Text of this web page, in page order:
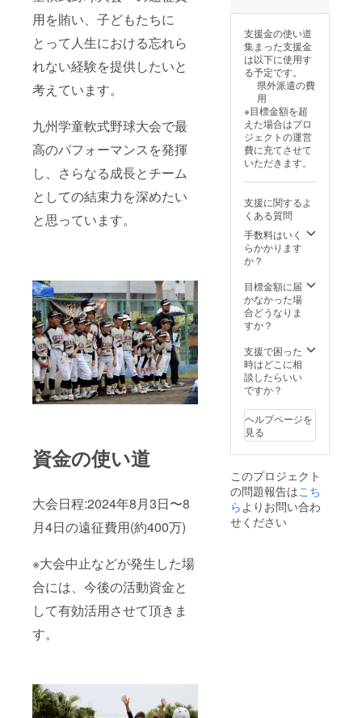
用を賄い、子どもたちに
とって人生における忘れら
れない経験を提供したいと
考えています。
九州学童軟式野球大会で最
高のパフォーマンスを発揮
し、さらなる成長とチーム
としての結束力を深めたい
と思っています。
資金の使い道
大会日程:2024年8月3日〜8
月4日の遠征費用(約400万)
※大会中止などが発生した場
合には、今後の活動資金と
して有効活用させて頂きま
す。
支援金の使い道
集まった支援金
は以下に使用す
る予定です。
県外派遣の費
用
※目標金額を超
えた場合はプロ
ジェクトの運営
費に充てさせて
いただきます。
支援に関するよ
くある質問
手数料はいく
らかかります
か？
目標金額に届
かなかった場
合どうなりま
すか？
支援で困った
時はどこに相
談したらいい
ですか？
ヘルプページを
見る
このプロジェクト
の問題報告はこち
らよりお問い合わ
せください